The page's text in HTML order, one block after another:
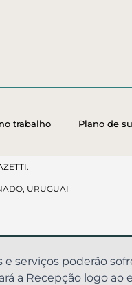
trabalho Plano de
URUGUAI
e serviços poderão
a Recepção logo ao